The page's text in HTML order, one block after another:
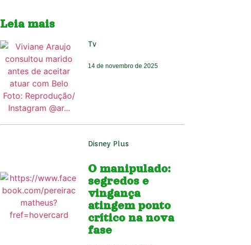
Leia mais
Tv
14 de novembro de 2025
Disney Plus
O manipulado:
segredos e
vingança
atingem ponto
crítico na nova
fase